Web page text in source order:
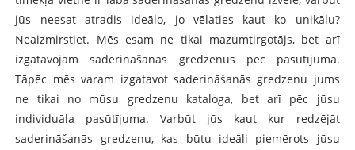
jūs neesat atradis ideālo, jo vēlaties kaut ko unikālu?
Neaizmirstiet. Mēs esam ne tikai mazumtirgotājs, bet arī
izgatavojam saderināšanās gredzenus pēc pasūtījuma.
Tāpēc mēs varam izgatavot saderināšanās gredzenu jums
ne tikai no mūsu gredzenu kataloga, bet arī pēc jūsu
individuāla pasūtījuma. Varbūt jūs kaut kur redzējāt
saderināšanās gredzenu, kas būtu ideāli piemērots jūsu